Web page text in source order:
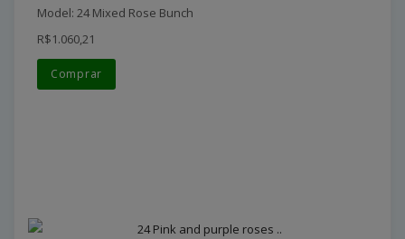
Model: 24 Mixed Rose Bunch
R$1.060,21
Comprar